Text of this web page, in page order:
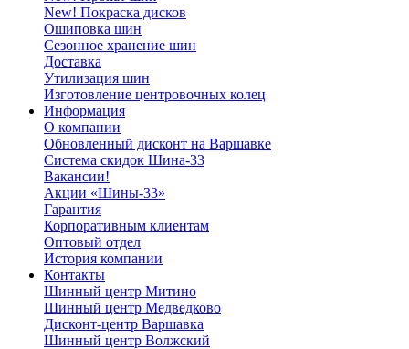
New! Покраска дисков
Ошиповка шин
Сезонное хранение шин
Доставка
Утилизация шин
Изготовление центровочных колец
Информация
О компании
Обновленный дисконт на Варшавке
Система скидок Шина-33
Вакансии!
Акции «Шины-33»
Гарантия
Корпоративным клиентам
Оптовый отдел
История компании
Контакты
Шинный центр Митино
Шинный центр Медведково
Дисконт-центр Варшавка
Шинный центр Волжский